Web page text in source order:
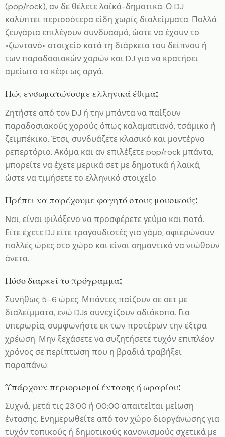
(pop/rock), αν δε θέλετε λαϊκά-δημοτικά. Ο DJ
καλύπτει περισσότερα είδη χωρίς διαλείμματα. Πολλά
ζευγάρια επιλέγουν συνδυασμό, ώστε να έχουν το
«ζωντανό» στοιχείο κατά τη διάρκεια του δείπνου ή
των παραδοσιακών χορών και DJ για να κρατήσει
αμείωτο το κέφι ως αργά.
Πώς ενσωματώνουμε ελληνικά έθιμα;
Ζητήστε από τον DJ ή την μπάντα να παίξουν
παραδοσιακούς χορούς όπως καλαματιανό, τσάμικο ή
ζεϊμπέκικο. Έτσι, συνδυάζετε κλασικό και μοντέρνο
ρεπερτόριο. Ακόμα και αν επιλέξετε pop/rock μπάντα,
μπορείτε να έχετε μερικά σετ με δημοτικά ή λαϊκά,
ώστε να τιμήσετε το ελληνικό στοιχείο.
Πρέπει να παρέχουμε φαγητό στους μουσικούς;
Ναι, είναι φιλόξενο να προσφέρετε γεύμα και ποτά.
Είτε έχετε DJ είτε τραγουδιστές για γάμο, αφιερώνουν
πολλές ώρες στο χώρο και είναι σημαντικό να νιώθουν
άνετα.
Πόσο διαρκεί το πρόγραμμα;
Συνήθως 5–6 ώρες. Μπάντες παίζουν σε σετ με
διαλείμματα, ενώ DJs συνεχίζουν αδιάκοπα. Για
υπερωρία, συμφωνήστε εκ των προτέρων την έξτρα
χρέωση. Μην ξεχάσετε να συζητήσετε τυχόν επιπλέον
χρόνος σε περίπτωση που η βραδιά τραβήξει
παραπάνω.
Υπάρχουν περιορισμοί έντασης ή ωραρίου;
Συχνά, μετά τις 23:00 ή 00:00 απαιτείται μείωση
έντασης. Ενημερωθείτε από τον χώρο διοργάνωσης για
τυχόν τοπικούς ή δημοτικούς κανονισμούς σχετικά με